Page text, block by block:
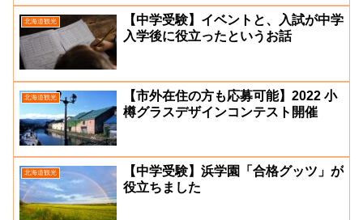
北海道観光
【中学受験】イベントと、入試が中学
入学後に役立ったというお話
北海道観光
【市外在住の方も応募可能】2022 小
樽グラスデザインコンテスト開催
北海道観光
【中学受験】浜学園「合格グッツ」が
役立ちました